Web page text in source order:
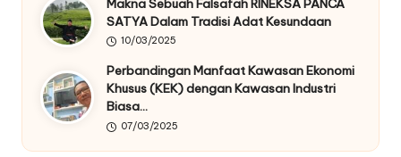
SATYA Dalam Tradisi Adat Kesundaan
10/03/2025
Perbandingan Manfaat Kawasan Ekonomi
Khusus (KEK) dengan Kawasan Industri
Biasa…
07/03/2025